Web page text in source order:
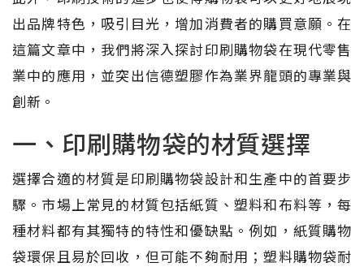
出品牌特色，吸引目光，增加消費者的購買意願。在
這篇文章中，我們將深入探討印刷購物袋在現代零售
業中的應用，並突出信德塑膠作為業界龍頭的專業與
創新。
一、印刷購物袋的材質選擇
選擇合適的材質是印刷購物袋設計和生產中的首要步
驟。市場上常見的材質包括紙質、塑料和布料等，每
種材料都有其獨特的特性和優缺點。例如，紙質購物
袋環保且易於回收，但可能不夠耐用；塑料購物袋耐